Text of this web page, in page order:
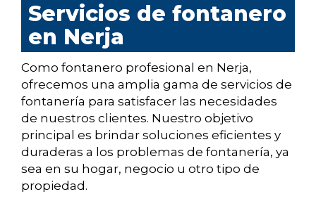
Servicios de fontanero
en Nerja
Como fontanero profesional en Nerja,
ofrecemos una amplia gama de servicios de
fontanería para satisfacer las necesidades
de nuestros clientes. Nuestro objetivo
principal es brindar soluciones eficientes y
duraderas a los problemas de fontanería, ya
sea en su hogar, negocio u otro tipo de
propiedad.